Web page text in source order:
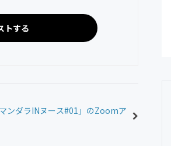
トする
ンダラINヌース#01」のZoomア